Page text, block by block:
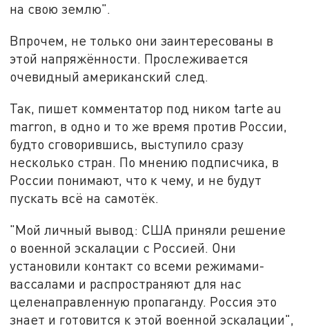
на свою землю".
Впрочем, не только они заинтересованы в
этой напряжённости. Прослеживается
очевидный американский след.
Так, пишет комментатор под ником tarte au
marron, в одно и то же время против России,
будто сговорившись, выступило сразу
несколько стран. По мнению подписчика, в
России понимают, что к чему, и не будут
пускать всё на самотёк.
"Мой личный вывод: США приняли решение
о военной эскалации с Россией. Они
установили контакт со всеми режимами-
вассалами и распространяют для нас
целенаправленную пропаганду. Россия это
знает и готовится к этой военной эскалации",